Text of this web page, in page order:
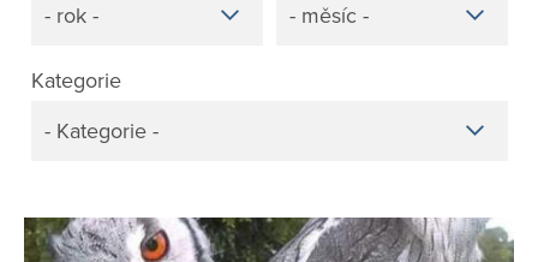
Kategorie
- Kategorie -
- rok -
- měsíc -